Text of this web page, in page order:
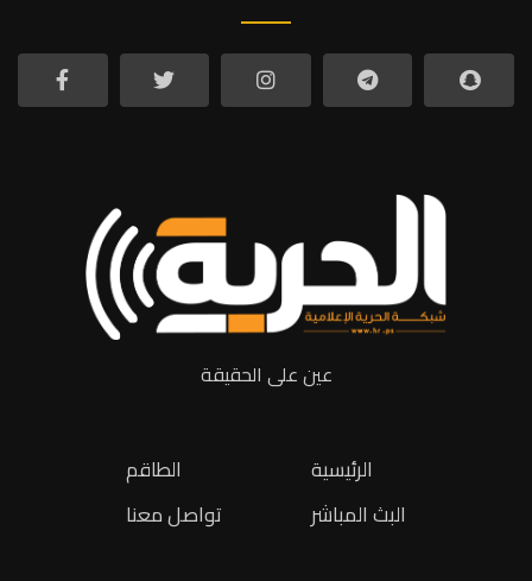
عين على الحقيقة
الطاقم
تواصل معنا
الرئيسية
البث المباشر